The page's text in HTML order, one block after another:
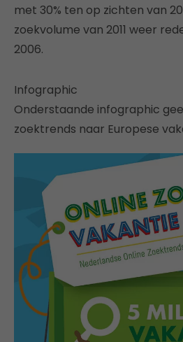
met 30% ten op zichten van
zoekvolume van 2011 weer
2006.
Infographic
Onderstaande infographic
zoektrends naar Europese